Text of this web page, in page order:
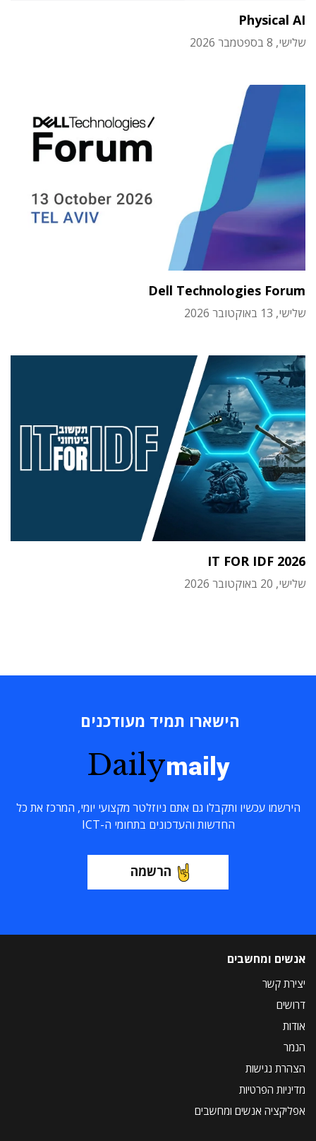
Physical AI
שלישי, 8 בספטמבר 2026
Dell Technologies Forum
שלישי, 13 באוקטובר 2026
IT FOR IDF 2026
שלישי, 20 באוקטובר 2026
הישארו תמיד מעודכנים
Dailymaily
הירשמו עכשיו ותקבלו גם אתם ניוזלטר מקצועי יומי, המרכז את כל
החדשות והעדכונים בתחומי ה-ICT
הרשמה
אנשים ומחשבים
יצירת קשר
דרושים
אודות
הנמר
הצהרת נגישות
מדיניות הפרטיות
אפליקציה אנשים ומחשבים